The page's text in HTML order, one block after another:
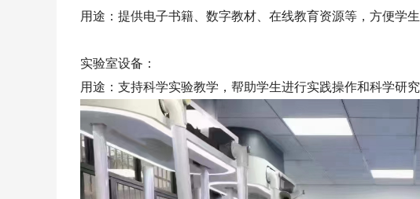
用途：提供电子书籍、数字教材、在线教育资源等，方便学
实验室设备：
用途：支持科学实验教学，帮助学生进行实践操作和科学研